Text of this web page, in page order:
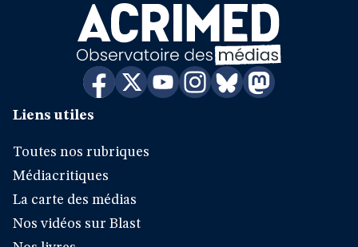
Liens utiles
Toutes nos rubriques
Médiacritiques
La carte des médias
Nos vidéos sur Blast